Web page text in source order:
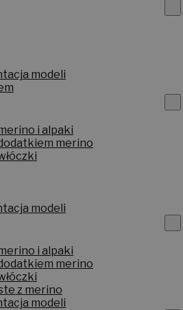
modeli
i alpaki
merino
modeli
i alpaki
merino
z merino
modeli